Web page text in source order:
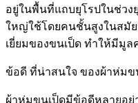
อยู่ในพื้นที่แถบยุโรปในช่วง
ใหญ่ใช้โดยคนชั้นสูงในสมั
เยี่ยมของขนเป็ด ทำให้มีมูล
ข้อดี ที่น่าสนใจ ของผ้าห่มข
ผ้าห่มขนเป็ดมีข้อดีหลายอย่